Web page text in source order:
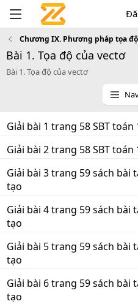
Chương IX. Phương pháp tọa
Bài 1. Tọa độ của vectơ
Bài 1. Tọa độ của vectơ
Giải bài 1 trang 58 SBT
Giải bài 2 trang 58 SBT
Giải bài 3 trang 59 sách bài
tạo
Giải bài 4 trang 59 sách bài
tạo
Giải bài 5 trang 59 sách bài
tạo
Giải bài 6 trang 59 sách bài
tạo